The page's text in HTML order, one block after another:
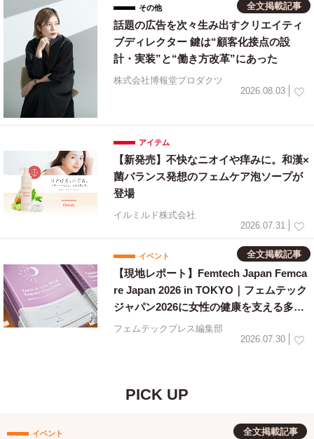
その他 全文掲載記事
話題の広告を次々生み出すクリエイティ
ブディレクター 鍵は“顧客化接点の設
計・実装”と“働き方改革”にあった
株式会社博報堂プロダクツ
2026.08.03
アイテム
【新発売】不快なニオイや痒みに。和漢×
菌バランス発想のフェムケア泡ソープが
登場
イルミルド株式会社
2026.07.31
イベント 全文掲載記事
【現地レポート】Femtech Japan Femca
re Japan 2026 in TOKYO｜フェムテック
ジャパン2026に女性の健康を支える多様
な取り組みが集結
フェムテックプレス編集部
2026.07.30
PICK UP
全文掲載記事
イベント